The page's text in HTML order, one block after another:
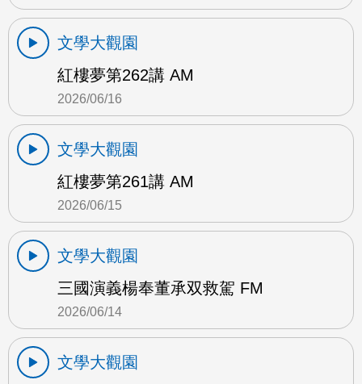
文學大觀園
紅樓夢第262講 AM
2026/06/16
文學大觀園
紅樓夢第261講 AM
2026/06/15
文學大觀園
三國演義楊奉董承双救駕 FM
2026/06/14
文學大觀園